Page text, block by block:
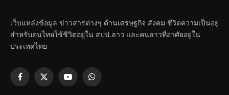
เว็บแหล่งข้อมูล ข่าวสารต่างๆ ด้านเศรษฐกิจ สังคม ชีวิตความเป็นอยู่
สำหรับคนไทยใช้ชีวิตอยู่ใน สปป.ลาว และคนลาวที่อาศัยอยู่ใน
ประเทศไทย
Facebook
X
YouTubeWhatsApp